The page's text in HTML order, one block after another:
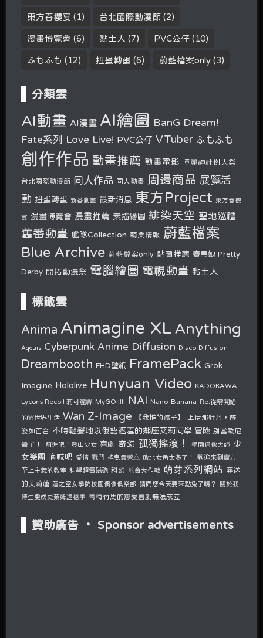
東方春櫻宴 (1) 台北國際動漫節 (2)
漫畫博覽會 (6) 黏土人 (7) PVC公仔 (10)
ふもふも (12) 扭蛋轉蛋 (6) 蔚藍檔案only (3)
分類雲
AI動畫 AI漫畫 AI繪圖 BanG Dream!
Fate系列
Love Live! PVC公仔 VTuber ふもふも
創作作品 動畫推薦 動畫電影 博麗神社例大祭
台北國際動漫節 同人作品 同人動畫 周邊商品 展覽活
動 扭蛋轉蛋 新番動畫 最新消息 東方Project 東方春櫻
宴 漫畫博覽會 漫畫推薦 素描繪圖 緋染天空 聖地巡禮
舊番動畫 艦隊Collection 萌樂情報 蔚藍檔案
Blue Archive 蔚藍檔案only 貼圖推薦 賽馬娘 Pretty
Derby 開拓動漫祭 電腦繪圖 電視動畫 黏土人
標籤雲
Anima Animagine XL Anything
Aqours Cyberpunk Anime Diffusion Disco Diffusion
Dreambooth FHD壁紙 FramePack Grok
Imagine Hololive Hunyuan Video KADOKAWA
Lycoris Recoil 莉可麗絲 MyGO!!!!! NAI Nano Banana Re:從零開始
的異世界生活 Wan Z-Image 【我推的孩子】 上伊那牡丹，醉
姿如百合 不時輕聲地以俄語遮羞的鄰座艾莉同學 冒險 別當歐尼
醬了！ 前進吧！登山少女 喜劇 奇幻 孤獨搖滾！ 學園偶像大師
少
女樂團 吶喊吧
愛情 戰鬥 搖曳露營△ 敗北女角太多了！
歡迎來到實力
至上主義的教室 科學超電磁砲 科幻 約會大作戰 萌芽系列網站 葬送
的芙莉蓮 蓮之空女學院校園偶像俱樂部 請問您今天要來點兔子嗎？ 關於我
轉生變成史萊姆這檔事 青梅竹馬的戀愛喜劇無法成立
贊助廣告 ‧ Sponsor advertisements